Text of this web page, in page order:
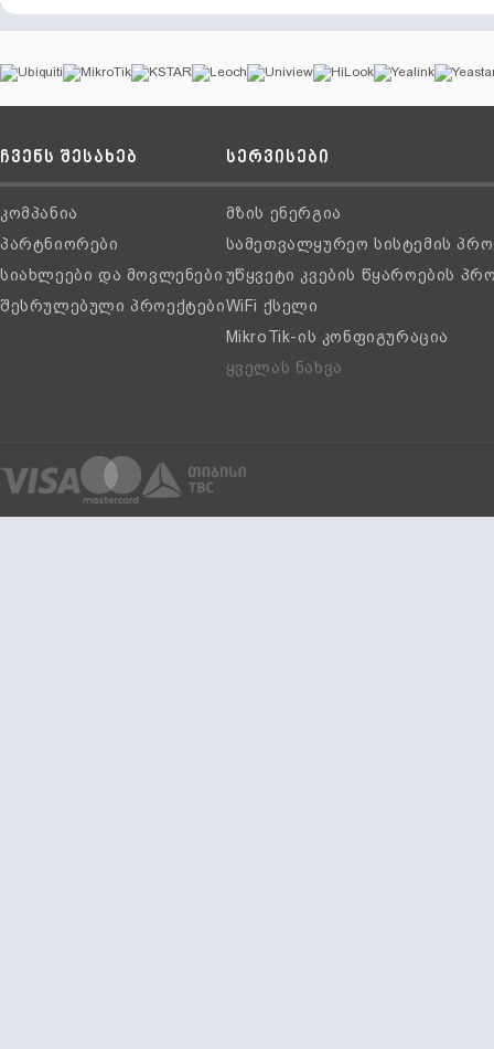
ჩვენს შესახებ
კომპანია
პარტნიორები
სიახლეები და მოვლენები
შესრულებული პროექტები
სერვისები
მზის ენერგია
სამეთვალყურეო სისტემის
უწყვეტი კვების წყაროების
WiFi ქსელი
MikroTik-ის კონფიგურაცია
ყველას ნახვა